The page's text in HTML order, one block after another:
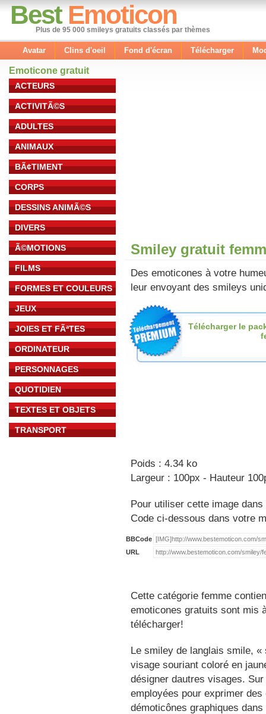
Best Emoticon
Plus de 95 000 smileys gratuits classés par thèmes
Avatar Clins d'oeil Fond d'écran Télécharger
Emoticone gratuit
ACTEURS
ACTIVITÃ©S
ADULTES
ANIMAUX
BÃ¢TIMENT
CORPS
DESSINS ANIMÃ©S
DIVERS
Ã©MOTIONS
FILMS
FORMES ET COULEURS
JEUX
JOIES ET FÃªTES
ORDINATEUR
PERSONNAGES
QUOTIDIEN
TEXTES ET OBJETS
TRANSPORT
Smiley gratuit
Des emoticones à votre
leur envoyant des smileys
Télécharger le
Poids : 4.34 ko
Largeur : 100px - Hauteur
Pour utiliser cette image
Code ci-dessous dans votre
BBCode
URL
Cette catégorie femme
emoticones gratuits sont mis
télécharger!
Le smiley de langlais smile,
visage souriant coloré en
désigner dautres visages.
employées pour exprimer
démoticônes graphiques